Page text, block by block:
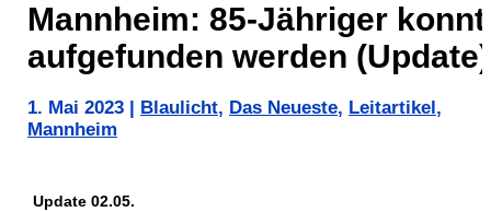
Mannheim: 85-Jähriger
aufgefunden werden (Update)
1. Mai 2023 Blaulicht, Das Neueste, Leitartikel ,
Mannheim
Update 02.05.